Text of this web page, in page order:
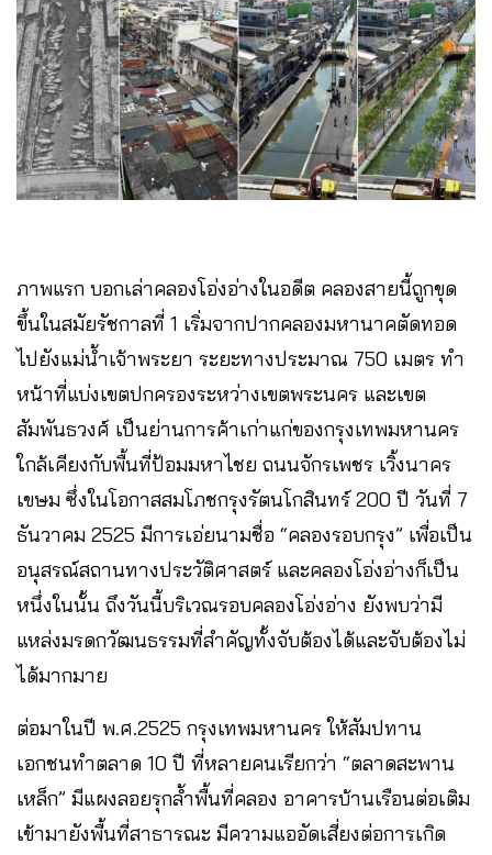
ภาพแรก บอกเล่าคลองโอ่งอ่างในอดีต คลองสายนี้ถูกขุด
ขึ้นในสมัยรัชกาลที่ 1 เริ่มจากปากคลองมหานาคตัดทอด
ไปยังแม่น้ำเจ้าพระยา ระยะทางประมาณ 750 เมตร ทำ
หน้าที่แบ่งเขตปกครองระหว่างเขตพระนคร และเขต
สัมพันธวงศ์ เป็นย่านการค้าเก่าแก่ของกรุงเทพมหานคร
ใกล้เคียงกับพื้นที่ป้อมมหาไชย ถนนจักรเพชร เวิ้งนาคร
เขษม ซึ่งในโอกาสสมโภชกรุงรัตนโกสินทร์ 200 ปี วันที่ 7
ธันวาคม 2525 มีการเอ่ยนามชื่อ “คลองรอบกรุง” เพื่อเป็น
อนุสรณ์สถานทางประวัติศาสตร์ และคลองโอ่งอ่างก็เป็น
หนึ่งในนั้น ถึงวันนี้บริเวณรอบคลองโอ่งอ่าง ยังพบว่ามี
แหล่งมรดกวัฒนธรรมที่สำคัญทั้งจับต้องได้และจับต้องไม่
ได้มากมาย
ต่อมาในปี พ.ศ.2525 กรุงเทพมหานคร ให้สัมปทาน
เอกชนทำตลาด 10 ปี ที่หลายคนเรียกว่า “ตลาดสะพาน
เหล็ก” มีแผงลอยรุกล้ำพื้นที่คลอง อาคารบ้านเรือนต่อเติม
เข้ามายังพื้นที่สาธารณะ มีความแออัดเสี่ยงต่อการเกิด